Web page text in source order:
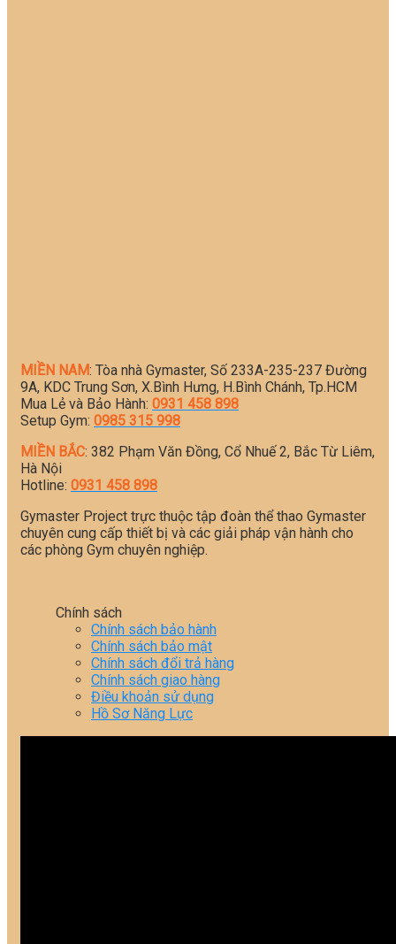
MIỀN NAM: Tòa nhà Gymaster, Số 233A-235-237 Đường
9A, KDC Trung Sơn, X.Bình Hưng, H.Bình Chánh, Tp.HCM
Mua Lẻ và Bảo Hành: 0931 458 898
Setup Gym: 0985 315 998
MIỀN BẮC: 382 Phạm Văn Đồng, Cổ Nhuế 2, Bắc Từ Liêm,
Hà Nội
Hotline: 0931 458 898
Gymaster Project trực thuộc tập đoàn thể thao Gymaster
chuyên cung cấp thiết bị và các giải pháp vận hành cho
các phòng Gym chuyên nghiệp.
Chính sách
Chính sách bảo hành
Chính sách bảo mật
Chính sách đổi trả hàng
Chính sách giao hàng
Điều khoản sử dụng
Hồ Sơ Năng Lực